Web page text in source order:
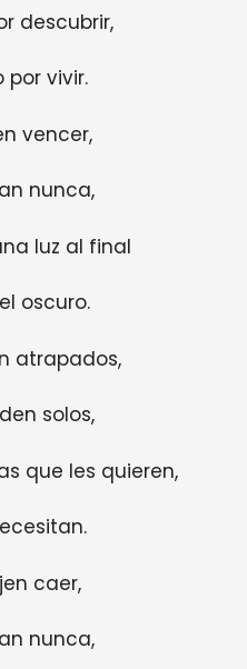
descubrir,
por vivir.
vencer,
nunca,
luz al final
oscuro.
atrapados,
solos,
que les quieren,
caer,
nunca,